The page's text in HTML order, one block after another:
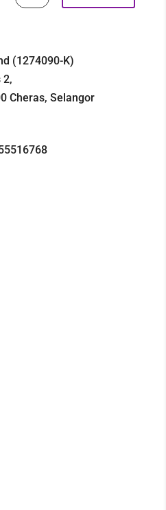
(1274090-K)
2,
Cheras, Selangor